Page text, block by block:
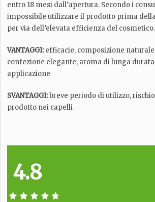
entro 18 mesi dall’apertura. Secondo i
impossibile utilizzare il prodotto prima
per via dell’elevata efficienza del cosmetico.
VANTAGGI: efficacie, composizione
confezione elegante, aroma di lunga
applicazione
SVANTAGGI:breve periodo di utilizzo,
prodotto nei capelli
4.8